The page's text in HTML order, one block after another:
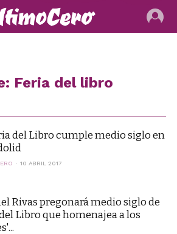
Feria del libro
del Libro cumple medio siglo en
10 ABRIL 2017
Rivas pregonará medio siglo de
Libro que homenajea a los